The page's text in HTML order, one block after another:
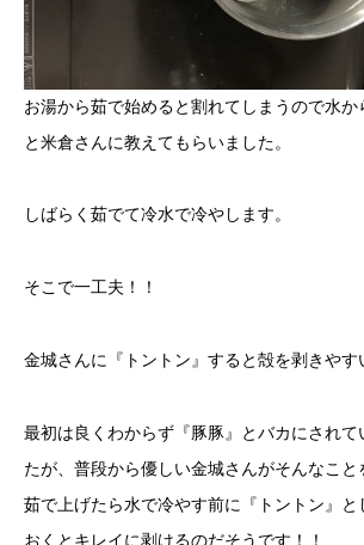
お湯から茹で始めると割れてしまうので水
と米倉さんに教えてもらいました。
しばらく茹でて冷水で冷やします。
そこで一工夫！！
金城さんに『トントン』すると殻を剥きやす
最初は良くわからず『豚豚』とバカにされて
たが、普段から優しい金城さんがそんなこと
茹で上げたら水で冷やす前に『トントン』と
おくとキレイに剥けるのだそうです！！